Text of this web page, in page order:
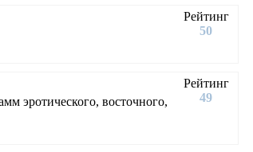
Рейтинг
50
Рейтинг
49
эротического, восточного,